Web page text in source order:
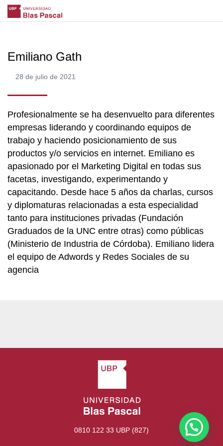
Emiliano Gath
28 de julio de 2021
Profesionalmente se ha desenvuelto para diferentes
empresas liderando y coordinando equipos de
trabajo y haciendo posicionamiento de sus
productos y/o servicios en internet. Emiliano es
apasionado por el Marketing Digital en todas sus
facetas, investigando, experimentando y
capacitando. Desde hace 5 años da charlas, cursos
y diplomaturas relacionadas a esta especialidad
tanto para instituciones privadas (Fundación
Graduados de la UNC entre otras) como públicas
(Ministerio de Industria de Córdoba). Emiliano lidera
el equipo de Adwords y Redes Sociales de su
agencia
0810 122 33 UBP (827)